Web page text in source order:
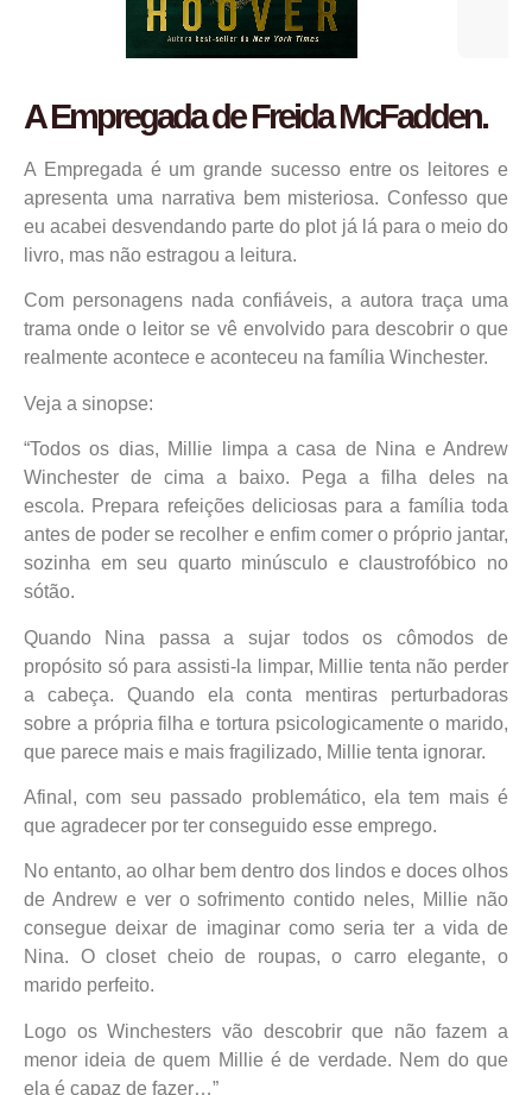
A Empregada de Freida McFadden.
A Empregada é um grande sucesso entre os leitores e
apresenta uma narrativa bem misteriosa. Confesso que
eu acabei desvendando parte do plot já lá para o meio do
livro, mas não estragou a leitura.
Com personagens nada confiáveis, a autora traça uma
trama onde o leitor se vê envolvido para descobrir o que
realmente acontece e aconteceu na família Winchester.
Veja a sinopse:
“Todos os dias, Millie limpa a casa de Nina e Andrew
Winchester de cima a baixo. Pega a filha deles na
escola. Prepara refeições deliciosas para a família toda
antes de poder se recolher e enfim comer o próprio jantar,
sozinha em seu quarto minúsculo e claustrofóbico no
sótão.
Quando Nina passa a sujar todos os cômodos de
propósito só para assisti-la limpar, Millie tenta não perder
a cabeça. Quando ela conta mentiras perturbadoras
sobre a própria filha e tortura psicologicamente o marido,
que parece mais e mais fragilizado, Millie tenta ignorar.
Afinal, com seu passado problemático, ela tem mais é
que agradecer por ter conseguido esse emprego.
No entanto, ao olhar bem dentro dos lindos e doces olhos
de Andrew e ver o sofrimento contido neles, Millie não
consegue deixar de imaginar como seria ter a vida de
Nina. O closet cheio de roupas, o carro elegante, o
marido perfeito.
Logo os Winchesters vão descobrir que não fazem a
menor ideia de quem Millie é de verdade. Nem do que
ela é capaz de fazer…”